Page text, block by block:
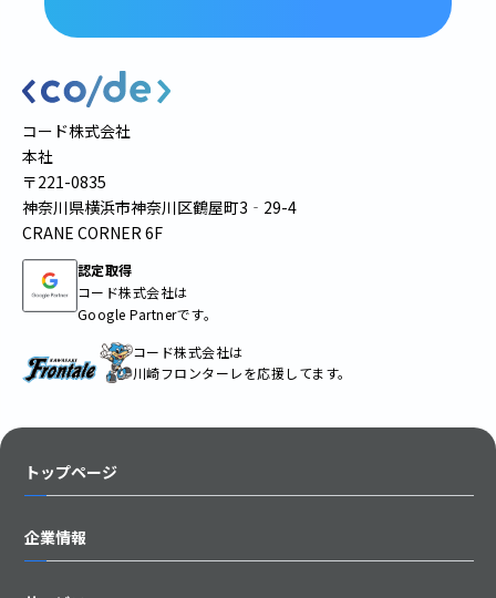
コード株式会社
本社
〒221-0835
神奈川県横浜市神奈川区鶴屋町3‐29-4
CRANE CORNER 6F
認定取得
コード株式会社は
Google Partnerです。
コード株式会社は
川崎フロンターレを応援してます。
トップページ
企業情報